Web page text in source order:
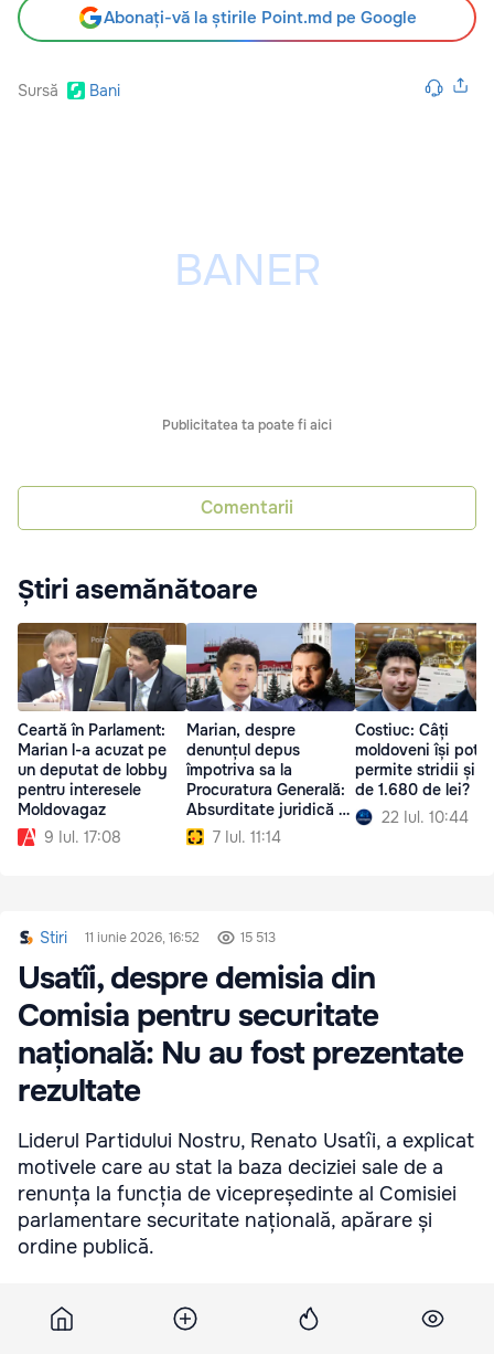
Abonați-vă la știrile Point.md pe Google
Sursă Bani
Publicitatea ta poate fi aici
Comentarii
Știri asemănătoare
Ceartă în Parlament:
Marian l-a acuzat pe
un deputat de lobby
pentru interesele
Moldovagaz
9 Iul. 17:08
Marian, despre
denunțul depus
împotriva sa la
Procuratura Generală:
Absurditate juridică și
PR politic
7 Iul. 11:14
Costiuc: Câți
moldoveni își pot
permite stridii și
de 1.680 de lei?
22 Iul. 10:44
Stiri 11 iunie 2026, 16:52 15 513
Usatîi, despre demisia din
Comisia pentru securitate
națională: Nu au fost prezentate
rezultate
Liderul Partidului Nostru, Renato Usatîi, a explicat
motivele care au stat la baza deciziei sale de a
renunța la funcția de vicepreședinte al Comisiei
parlamentare securitate națională, apărare și
ordine publică.